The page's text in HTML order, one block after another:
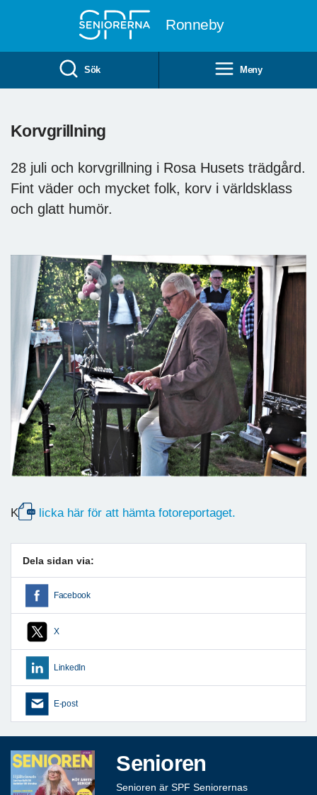
Ronneby
Sök Meny
Korvgrillning
28 juli och korvgrillning i Rosa Husets trädgård.
Fint väder och mycket folk, korv i världsklass
och glatt humör.
K licka här för att hämta fotoreportaget.
Dela sidan via:
Facebook
X
LinkedIn
E-post
Senioren
Senioren är SPF Seniorernas